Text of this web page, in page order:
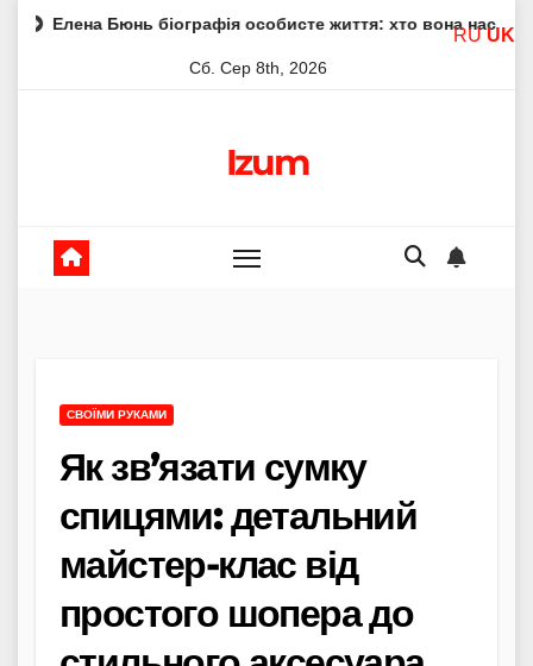
Skipбіографія особисте життя: хто вона насправді
Сб. Сер 8th, 2026
Izum
СВОЇМИ РУКАМИ
Як зв’язати сумку
спицями: детальний
майстер-клас від
простого шопера до
RU UK